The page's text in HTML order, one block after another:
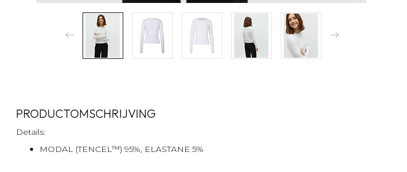
PRODUCTOMSCHRIJVING
Details:
MODAL (TENCEL™) 95%, ELASTANE 5%